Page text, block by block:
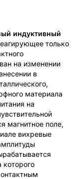
индуктивный
только
на изменении
в
материала
на
магнитное поле,
вихревые
которого